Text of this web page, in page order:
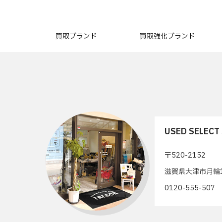
買取ブランド 買取強化ブランド
USED
〒520-2152
滋賀県大津市月
0120-555-507